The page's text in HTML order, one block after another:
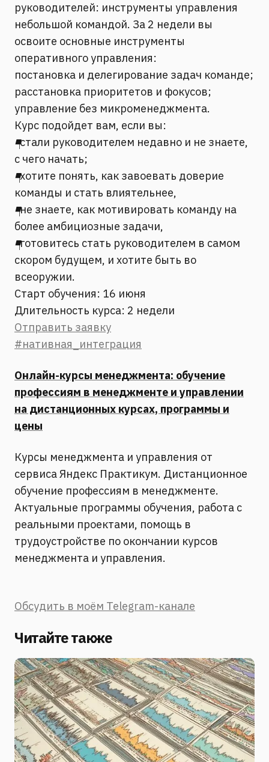
руководителей: инструменты управления
небольшой командой. За 2 недели вы
освоите основные инструменты
оперативного управления:
постановка и делегирование задач команде;
расстановка приоритетов и фокусов;
управление без микроменеджмента.
Курс подойдет вам, если вы:
◾️стали руководителем недавно и не знаете,
с чего начать;
◾️хотите понять, как завоевать доверие
команды и стать влиятельнее,
◾️не знаете, как мотивировать команду на
более амбициозные задачи,
◾️готовитесь стать руководителем в самом
скором будущем, и хотите быть во
всеоружии.
Старт обучения: 16 июня
Длительность курса: 2 недели
Отправить заявку
#нативная_интеграция
Онлайн-курсы менеджмента: обучение
профессиям в менеджменте и управлении
на дистанционных курсах, программы и
цены
Курсы менеджмента и управления от
сервиса Яндекс Практикум. Дистанционное
обучение профессиям в менеджменте.
Актуальные программы обучения, работа с
реальными проектами, помощь в
трудоустройстве по окончании курсов
менеджмента и управления.
Обсудить в моём Telegram-канале
Читайте также